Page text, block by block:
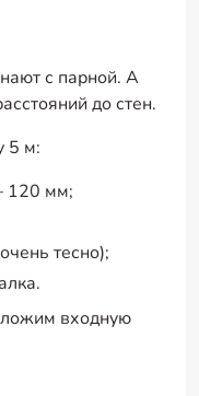
с парной. А
до стен.
5 м:
120 мм;
тесно);
входную